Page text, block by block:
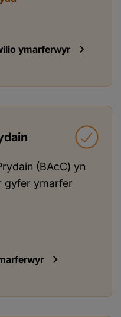
ymarferwyr
(BAcC) yn
gyfer ymarfer